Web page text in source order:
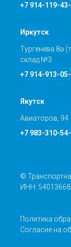
+7 914-119-
Иркутск
Тургенева 8а
склад №3
+7 914-913-
Якутск
Авиаторов, 94
+7 983-310-
©
ИНН:
Политика
Согласие на